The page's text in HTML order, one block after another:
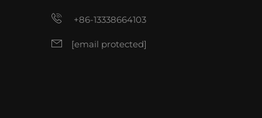
+86-13338664103
[email protected]